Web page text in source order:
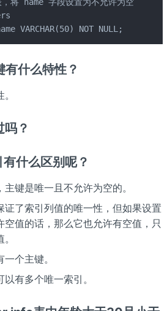
VARCHAR(50) NOT NULL;
什么特性？
？
什么区别呢？
键是唯一且不允许为空的。
证了索引列值的唯一性，但如果设置
空值的话，那么它也允许有空值，只
个主键。
以有多个唯一索引。